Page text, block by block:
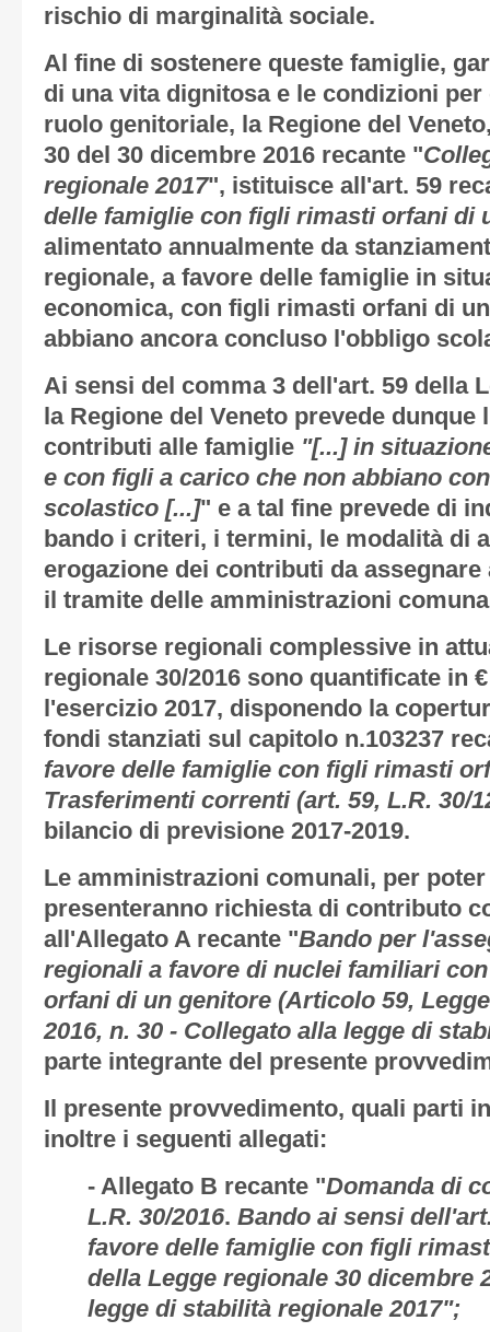
rischio di marginalità sociale.
Al fine di sostenere queste famiglie,
di una vita dignitosa e le condizioni
ruolo genitoriale, la Regione del
30 del 30 dicembre 2016 recante "
regionale 2017", istituisce all'art. 59
delle famiglie con figli rimasti orfani di
alimentato annualmente da
regionale, a favore delle famiglie in
economica, con figli rimasti orfani di
abbiano ancora concluso l'obbligo
Ai sensi del comma 3 dell'art. 59 della
la Regione del Veneto prevede
contributi alle famiglie "[...] in
e con figli a carico che non abbiano
scolastico [...]" e a tal fine prevede di
bando i criteri, i termini, le modalità di
erogazione dei contributi da
il tramite delle amministrazioni
Le risorse regionali complessive in
regionale 30/2016 sono quantificate in
l'esercizio 2017, disponendo la
fondi stanziati sul capitolo n.103237
favore delle famiglie con figli rimasti
Trasferimenti correnti (art. 59, L.R. 30/
bilancio di previsione 2017-2019.
Le amministrazioni comunali, per
presenteranno richiesta di contributo
all'Allegato Arecante "Bando per
regionali a favore di nuclei familiari
orfani di un genitore (Articolo 59,
2016, n. 30 - Collegato alla legge di
parte integrante del presente
Il presente provvedimento, quali parti
inoltre i seguenti allegati:
- Allegato B recante "Domanda di
L.R. 30/2016. Bando ai sensi
favore delle famiglie con figli
della Legge regionale 30 dicembre
legge di stabilità regionale 2017";